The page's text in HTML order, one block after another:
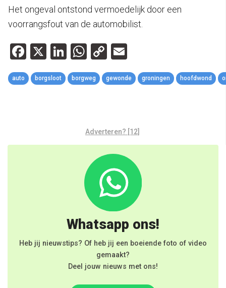
Het ongeval ontstond vermoedelijk door een
voorrangsfout van de automobilist.
Facebook
X LinkedIn
WhatsApp
Copy
Link
auto borgsloot borgweg gewonde groningen hoofdwond
Adverteren? [12]
Whatsapp ons!
Heb jij nieuwstips? Of heb jij een boeiende foto of video
gemaakt?
Deel jouw nieuws met ons!